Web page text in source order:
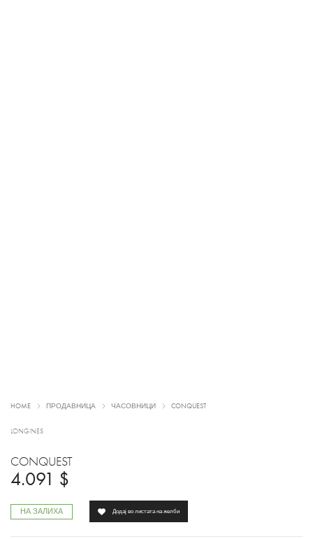
HOME ПРОДАВНИЦА ЧАСОВНИЦИ CONQUEST
LONGINES
CONQUEST
4.091 $
НА ЗАЛИХА Додај во листата на желби